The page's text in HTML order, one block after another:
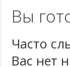
Вы
Часто
Вас нет